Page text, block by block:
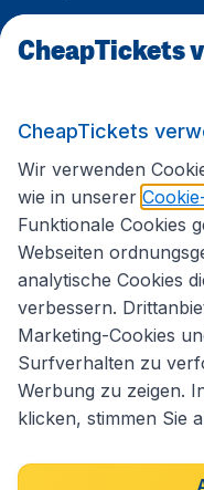
Internationale
Folgen Sie uns:
Allgemeine
CheapTickets
CheapTickets
Wir verwenden
wie in unserer
Funktionale Cookies
Webseiten
analytische Cookies
verbessern.
Marketing-Cookies
Surfverhalten zu
Werbung zu zeigen.
klicken, stimmen Sie